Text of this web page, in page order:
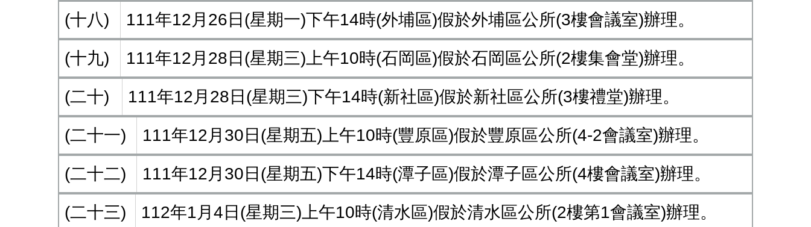
(十八) 111年12月26日(星期一)下午14時(外埔區)假於外埔區公所(3樓會議室)辦理。
(十九) 111年12月28日(星期三)上午10時(石岡區)假於石岡區公所(2樓集會堂)辦理。
(二十) 111年12月28日(星期三)下午14時(新社區)假於新社區公所(3樓禮堂)辦理。
(二十一) 111年12月30日(星期五)上午10時(豐原區)假於豐原區公所(4-2會議室)辦理。
(二十二) 111年12月30日(星期五)下午14時(潭子區)假於潭子區公所(4樓會議室)辦理。
(二十三) 112年1月4日(星期三)上午10時(清水區)假於清水區公所(2樓第1會議室)辦理。